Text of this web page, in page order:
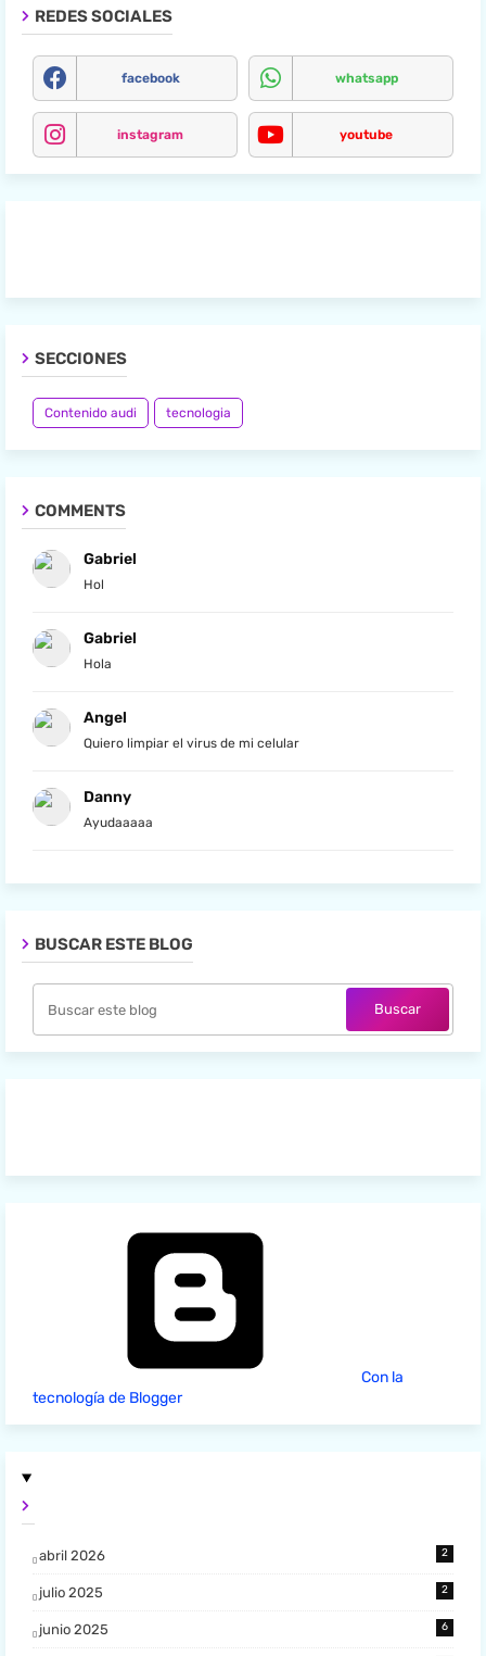
REDES SOCIALES
facebook whatsapp
instagram youtube
SECCIONES
Contenido audi tecnologia
COMMENTS
Gabriel
Hol
Gabriel
Hola
Angel
Quiero limpiar el virus de mi celular
Danny
Ayudaaaaa
BUSCAR ESTE BLOG
Con la
tecnología de Blogger
abril 2026 2
julio 2025 2
junio 2025 6